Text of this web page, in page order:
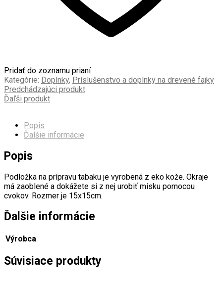
Pridať do zoznamu prianí
Kategórie: Doplnky, Príslušenstvo a doplnky na drevené fajky
Predchádzajúci produkt
Ďaľši produkt
Popis
Ďalšie informácie
Popis
Podložka na prípravu tabaku je vyrobená z eko kože. Okraje
má zaoblené a dokážete si z nej urobiť misku pomocou
cvokov. Rozmer je 15x15cm.
Ďalšie informácie
Výrobca
Súvisiace produkty